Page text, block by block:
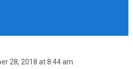
28, 2018 at 8:44 am